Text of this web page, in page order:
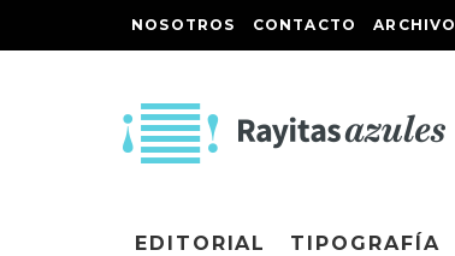
NOSOTROS CONTACTO ARCHIVO
EDITORIAL TIPOGRAFÍA